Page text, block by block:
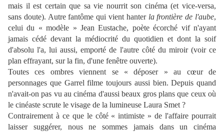
mais il est certain que sa vie nourrit son cinéma (et vice-versa,
sans doute). Autre fantôme qui vient hanter la frontière de l'aube,
celui du « modèle » Jean Eustache, poète écorché vif n'ayant
jamais cédé devant la médiocrité du quotidien et dont la soif
d'absolu l'a, lui aussi, emporté de l'autre côté du miroir (voir ce
plan effrayant, sur la fin, d'une fenêtre ouverte).
Toutes ces ombres viennent se « déposer » au cœur de
personnages que Garrel filme toujours aussi bien. Depuis quand
n'avait-on pas vu au cinéma d'aussi beaux gros plans que ceux où
le cinéaste scrute le visage de la lumineuse Laura Smet ?
Contrairement à ce que le côté « intimiste » de l'affaire pourrait
laisser suggérer, nous ne sommes jamais dans un cinéma